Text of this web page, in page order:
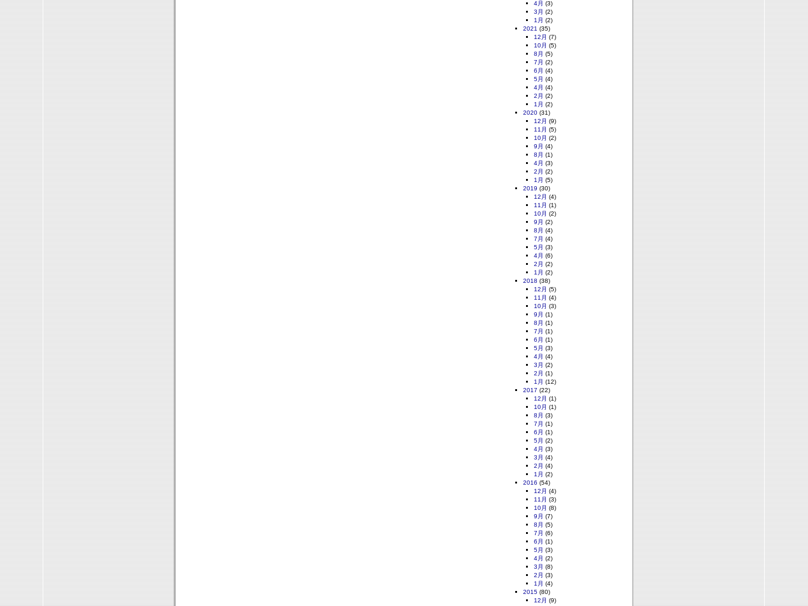
4月 (3)
3月 (2)
1月 (2)
2021 (35)
12月 (7)
10月 (5)
8月 (5)
7月 (2)
6月 (4)
5月 (4)
4月 (4)
2月 (2)
1月 (2)
2020 (31)
12月 (9)
11月 (5)
10月 (2)
9月 (4)
8月 (1)
4月 (3)
2月 (2)
1月 (5)
2019 (30)
12月 (4)
11月 (1)
10月 (2)
9月 (2)
8月 (4)
7月 (4)
5月 (3)
4月 (6)
2月 (2)
1月 (2)
2018 (38)
12月 (5)
11月 (4)
10月 (3)
9月 (1)
8月 (1)
7月 (1)
6月 (1)
5月 (3)
4月 (4)
3月 (2)
2月 (1)
1月 (12)
2017 (22)
12月 (1)
10月 (1)
8月 (3)
7月 (1)
6月 (1)
5月 (2)
4月 (3)
3月 (4)
2月 (4)
1月 (2)
2016 (54)
12月 (4)
11月 (3)
10月 (8)
9月 (7)
8月 (5)
7月 (6)
6月 (1)
5月 (3)
4月 (2)
3月 (8)
2月 (3)
1月 (4)
2015 (80)
12月 (9)